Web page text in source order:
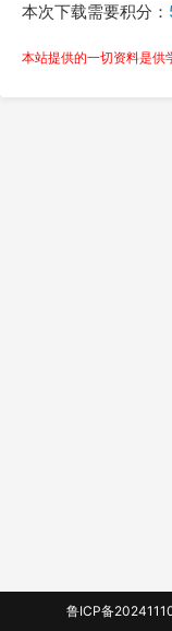
本次下载需要积分：
本站提供的一切资料是供
鲁ICP备